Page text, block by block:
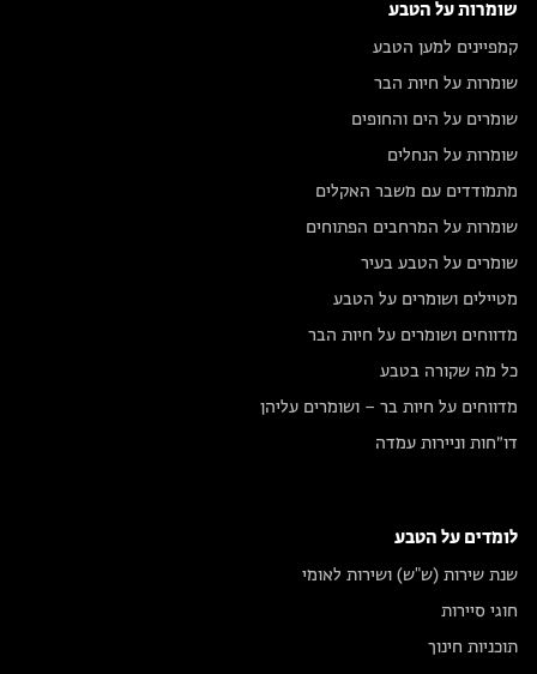
שומרות על הטבע
קמפיינים למען הטבע
שומרות על חיות הבר
שומרים על הים והחופים
שומרות על הנחלים
מתמודדים עם משבר האקלים
שומרות על המרחבים הפתוחים
שומרים על הטבע בעיר
מטיילים ושומרים על הטבע
מדווחים ושומרים על חיות הבר
כל מה שקורה בטבע
מדווחים על חיות בר – ושומרים עליהן
דו״חות וניירות עמדה
לומדים על הטבע
שנת שירות (ש"ש) ושירות לאומי
חוגי סיירות
תוכניות חינוך